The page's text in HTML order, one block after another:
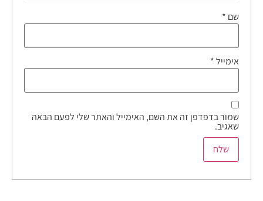
שם *
אימייל*
שמור בדפדפן זה את השם, האימייל והאתר שלי לפעם הבאה
שאגיב.